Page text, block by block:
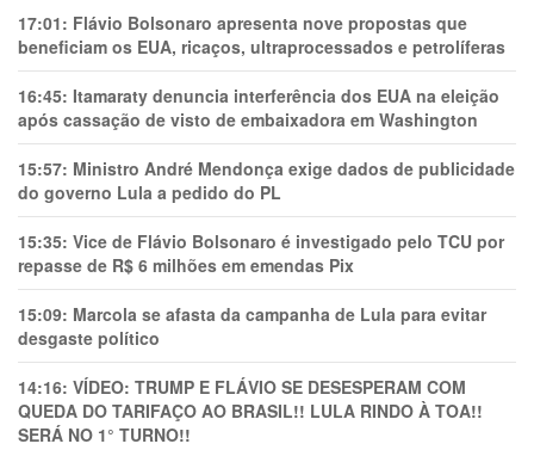
17:01: Flávio Bolsonaro apresenta nove propostas que
beneficiam os EUA, ricaços, ultraprocessados e petrolíferas
16:45: Itamaraty denuncia interferência dos EUA na eleição
após cassação de visto de embaixadora em Washington
15:57: Ministro André Mendonça exige dados de publicidade
do governo Lula a pedido do PL
15:35: Vice de Flávio Bolsonaro é investigado pelo TCU por
repasse de R$ 6 milhões em emendas Pix
15:09: Marcola se afasta da campanha de Lula para evitar
desgaste político
14:16: VÍDEO: TRUMP E FLÁVIO SE DESESPERAM COM
QUEDA DO TARIFAÇO AO BRASIL!! LULA RINDO À TOA!!
SERÁ NO 1° TURNO!!